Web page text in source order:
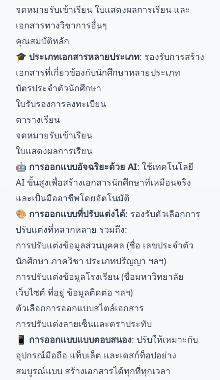
จดหมายรับเข้าเรียน ใบแสดงผลการเรียน และ
เอกสารทางวิชาการอื่นๆ
คุณสมบัติหลัก
🎓 ประเภทเอกสารหลายประเภท: รองรับการสร้าง
เอกสารที่เกี่ยวข้องกับนักศึกษาหลายประเภท
บัตรประจำตัวนักศึกษา
ใบรับรองการลงทะเบียน
ตารางเรียน
จดหมายรับเข้าเรียน
ใบแสดงผลการเรียน
🤖 การออกแบบอัจฉริยะด้วย AI: ใช้เทคโนโลยี
AI ขั้นสูงเพื่อสร้างเอกสารนักศึกษาที่เหมือนจริง
และเป็นมืออาชีพโดยอัตโนมัติ
🎨 การออกแบบที่ปรับแต่งได้: รองรับตัวเลือกการ
ปรับแต่งที่หลากหลาย รวมถึง:
การปรับแต่งข้อมูลส่วนบุคคล (ชื่อ เลขประจำตัว
นักศึกษา ภาควิชา ประเภทปริญญา ฯลฯ)
การปรับแต่งข้อมูลโรงเรียน (ชื่อมหาวิทยาลัย
เว็บไซต์ ที่อยู่ ข้อมูลติดต่อ ฯลฯ)
ตัวเลือกการออกแบบสไตล์เอกสาร
การปรับแต่งลายเซ็นและตราประทับ
📱 การออกแบบแบบตอบสนอง: ปรับให้เหมาะกับ
อุปกรณ์มือถือ แท็บเล็ต และเดสก์ท็อปอย่าง
สมบูรณ์แบบ สร้างเอกสารได้ทุกที่ทุกเวลา